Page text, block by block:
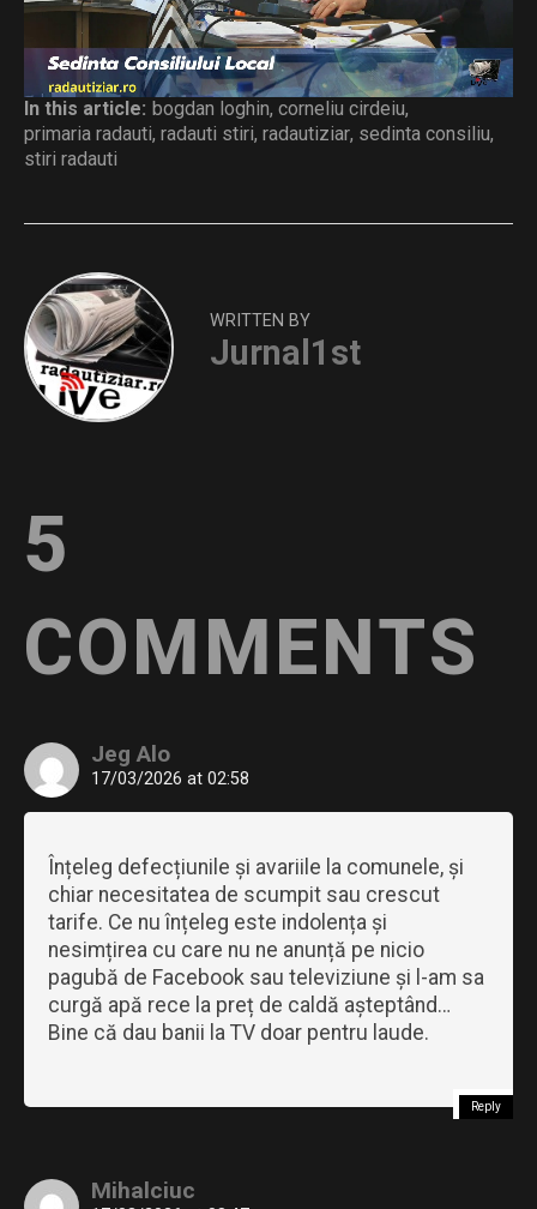
In this article: bogdan loghin, corneliu cirdeiu,
primaria radauti, radauti stiri, radautiziar, sedinta consiliu,
stiri radauti
WRITTEN BY
Jurnal1st
5
COMMENTS
Jeg Alo
17/03/2026 at 02:58
Înțeleg defecțiunile și avariile la comunele, și
chiar necesitatea de scumpit sau crescut
tarife. Ce nu înțeleg este indolența și
nesimțirea cu care nu ne anunță pe nicio
pagubă de Facebook sau televiziune și l-am sa
curgă apă rece la preț de caldă așteptând…
Bine că dau banii la TV doar pentru laude.
Reply
Mihalciuc